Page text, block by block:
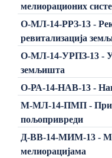
мелиорационих
О-МЛ-14-РРЗ-13 -
ревитализација
О-МЛ-14-УРПЗ-13 -
земљишта
О-РА-14-НАВ-13 -
М-МЛ-14-ПМП -
пољопривреди
Д-ВВ-14-МИМ-13 -
мелиорацијама